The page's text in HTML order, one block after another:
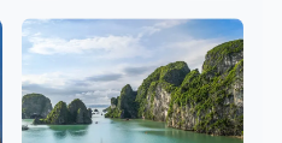
호치민
9 상점